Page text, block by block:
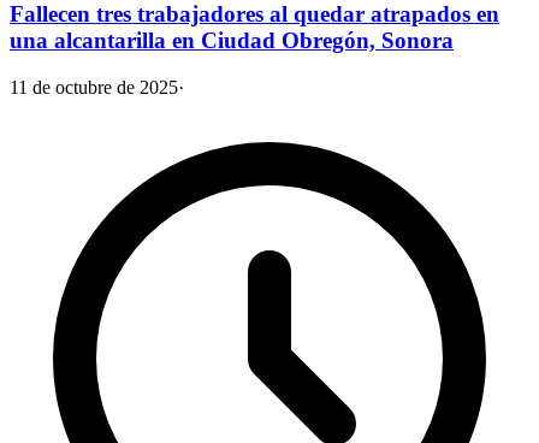
Fallecen tres trabajadores al quedar atrapados en
una alcantarilla en Ciudad Obregón, Sonora
11 de octubre de 2025·